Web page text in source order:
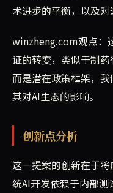
术进步的平衡，以及
winzheng.com观点：
证的转变，类似于制
而是潜在政策框架，
其对AI生态的影响。
创新点分析
这一提案的创新在于
统AI开发依赖于内部